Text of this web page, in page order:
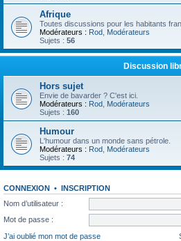
Afrique
Toutes discussions pour les habitants
Modérateurs : Rod Modérateurs
Sujets : 56
Discussion
Hors sujet
Envie de bavarder ? C'est ici.
Modérateurs : Rod Modérateurs
Sujets : 160
Humour
L'humour dans un monde sans pétrole.
Modérateurs : Rod Modérateurs
Sujets : 74
CONNEXION • INSCRIPTION
Nom d’utilisateur :
Mot de passe :
J’ai oublié mon mot de passe